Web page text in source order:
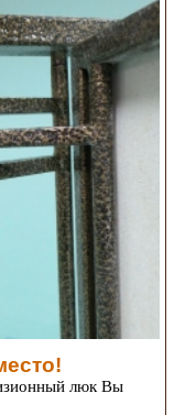
люк Вы